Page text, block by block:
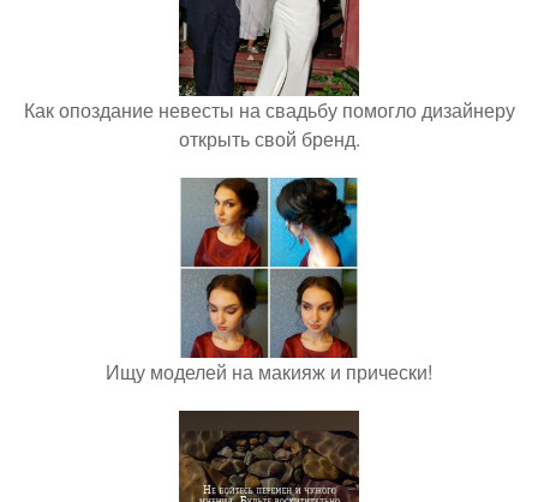
Как опоздание невесты на свадьбу помогло дизайнеру
открыть свой бренд.
Ищу моделей на макияж и прически!